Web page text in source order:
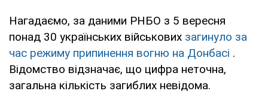
Нагадаємо, за даними РНБО з 5 вересня
понад 30 українських військових загинуло за
час режиму припинення вогню на Донбасі .
Відомство відзначає, що цифра неточна,
загальна кількість загиблих невідома.